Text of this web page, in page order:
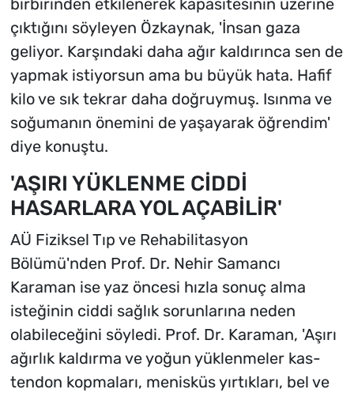
birbirinden etkilenerek kapasitesinin üzerine
çıktığını söyleyen Özkaynak, 'İnsan gaza
geliyor. Karşındaki daha ağır kaldırınca sen de
yapmak istiyorsun ama bu büyük hata. Hafif
kilo ve sık tekrar daha doğruymuş. Isınma ve
soğumanın önemini de yaşayarak öğrendim'
diye konuştu.
'AŞIRI YÜKLENME CİDDİ
HASARLARA YOL AÇABİLİR'
AÜ Fiziksel Tıp ve Rehabilitasyon
Bölümü'nden Prof. Dr. Nehir Samancı
Karaman ise yaz öncesi hızla sonuç alma
isteğinin ciddi sağlık sorunlarına neden
olabileceğini söyledi. Prof. Dr. Karaman, 'Aşırı
ağırlık kaldırma ve yoğun yüklenmeler kas-
tendon kopmaları, menisküs yırtıkları, bel ve